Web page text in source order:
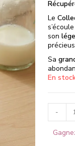
Le
son
Sa
En
-